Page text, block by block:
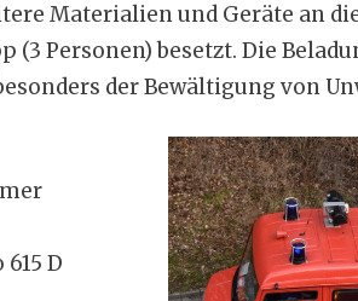
Materialien und Geräte an
Personen) besetzt. Die
der Bewältigung von
D